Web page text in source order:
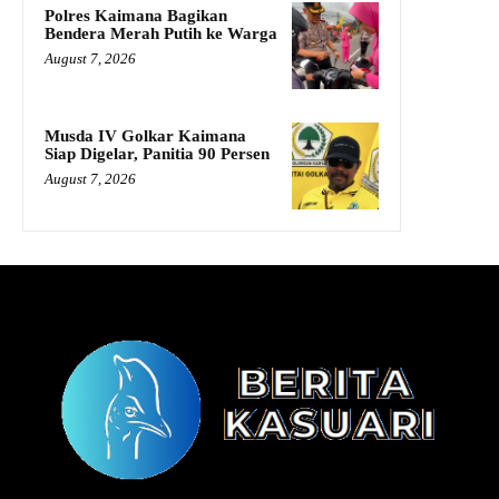
Polres Kaimana Bagikan
Bendera Merah Putih ke Warga
August 7, 2026
Musda IV Golkar Kaimana
Siap Digelar, Panitia 90 Persen
August 7, 2026